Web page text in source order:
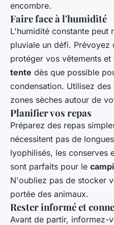
encombre.
Faire face à l'humidité
L'humidité constante peut
pluviale un défi. Prévoyez
protéger vos vêtements
tente dès que possible
condensation. Utilisez
zones sèches autour de
Planifier vos repas
Préparez des repas
nécessitent pas de
lyophilisés, les conserves
sont parfaits pour le
N'oubliez pas de stocker
portée des animaux.
Rester informé et
Avant de partir, informez-